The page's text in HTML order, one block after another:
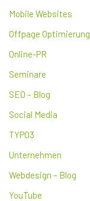
Mobile Websites
Offpage Optimierung
Online-PR
Seminare
SEO – Blog
Social Media
TYPO3
Unternehmen
Webdesign – Blog
YouTube